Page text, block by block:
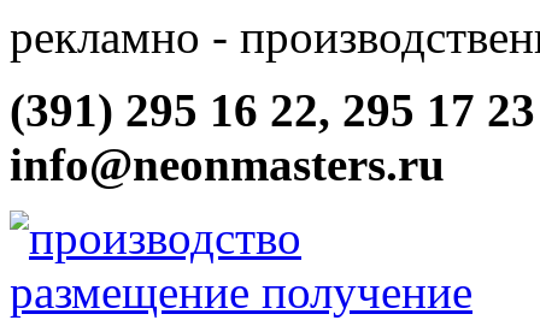
рекламно -
(391) 295 16 22, 295 17 23
info@neonmasters.ru